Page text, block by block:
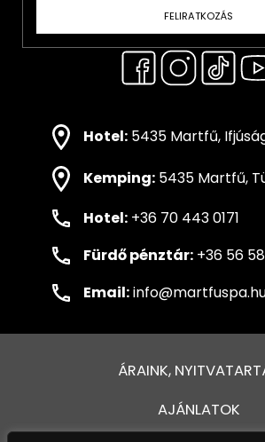
FELIRATKOZÁS
Hotel: 5435 Martfű,
Kemping: 5435 Martfű,
Hotel: +36 70 443 0171
Fürdő pénztár: +36 56
Email:
ÁRAINK,
AJÁNLATOK